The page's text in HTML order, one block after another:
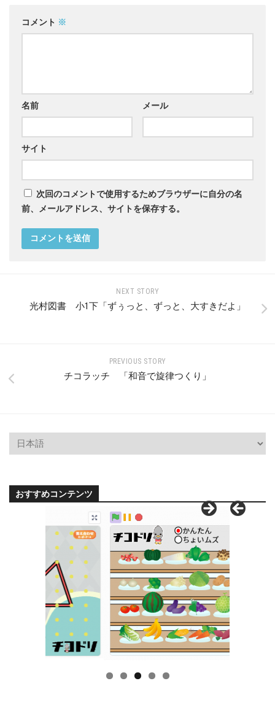
コメント ※
名前 メール
サイト
次回のコメントで使用するためブラウザーに自分の名
前、メールアドレス、サイトを保存する。
NEXT STORY
光村図書 小1下「ずぅっと、ずっと、大すきだよ」
PREVIOUS STORY
チコラッチ 「和音で旋律つくり」
おすすめコンテンツ